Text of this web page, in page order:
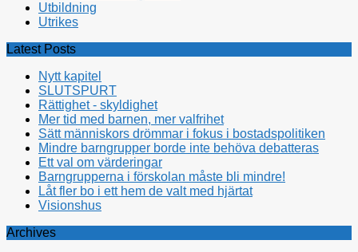
Utbildning
Utrikes
Latest Posts
Nytt kapitel
SLUTSPURT
Rättighet - skyldighet
Mer tid med barnen, mer valfrihet
Sätt människors drömmar i fokus i bostadspolitiken
Mindre barngrupper borde inte behöva debatteras
Ett val om värderingar
Barngrupperna i förskolan måste bli mindre!
Låt fler bo i ett hem de valt med hjärtat
Visionshus
Archives